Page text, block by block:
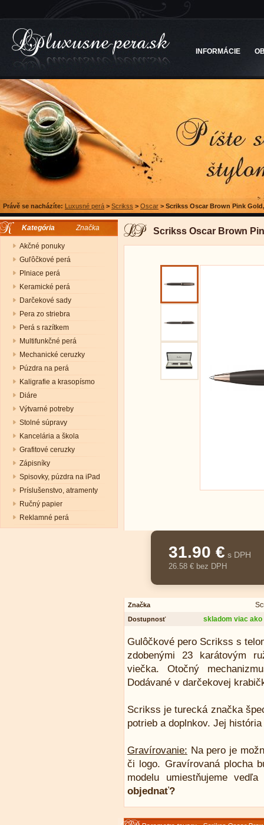
INFORMÁCIE
Právě se nacházíte: Luxusné perá > Scrikss > Oscar > Scrikss Oscar Brown Pink
Kategória Značka
Akčné ponuky
Guľôčkové perá
Plniace perá
Keramické perá
Darčekové sady
Pera zo striebra
Perá s razítkem
Multifunkčné perá
Mechanické ceruzky
Púzdra na perá
Kaligrafie a krasopísmo
Diáre
Výtvarné potreby
Stolné súpravy
Kancelária a škola
Grafitové ceruzky
Zápisníky
Spisovky, púzdra na iPad
Príslušenstvo, atramenty
Ručný papier
Reklamné perá
Scrikss Oscar Brown
31.90 € s DPH
26.58 € bez DPH
Značka
Dostupnosť skladom viac ako
Gulôčkové pero Scrikss s
zdobenými 23 karátovým
viečka. Otočný
Dodávané v darčekovej
Scrikss je turecká značka
potrieb a doplnkov. Jej
Gravírovanie: Na pero je
či logo. Gravírovaná plocha
modelu umiestňujeme
objednať?